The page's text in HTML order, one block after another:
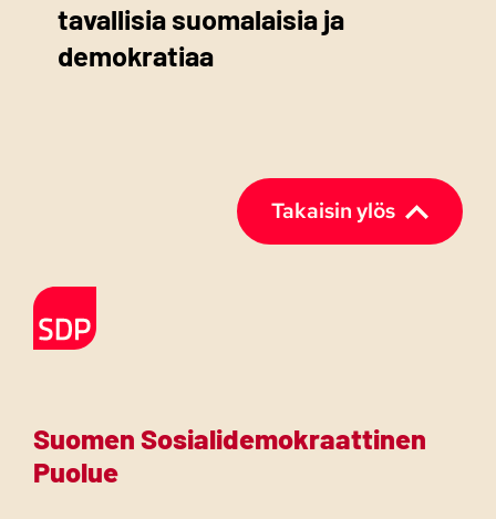
tavallisia suomalaisia ja
demokratiaa
Takaisin ylös
Etusivulle
Suomen Sosialidemokraattinen
Puolue